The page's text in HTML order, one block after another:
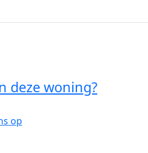
deze woning?
op